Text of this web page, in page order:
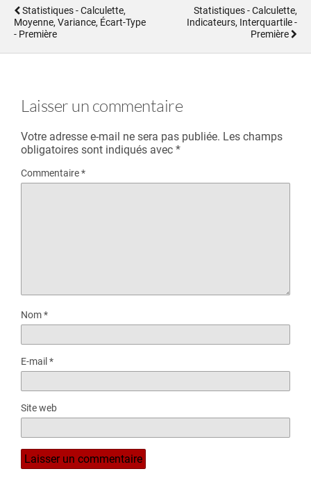
Statistiques - Calculette,
Moyenne, Variance, Écart-Type
- Première
Statistiques - Calculette,
Indicateurs, Interquartile -
Première
Laisser un commentaire
Votre adresse e-mail ne sera pas publiée. Les champs
obligatoires sont indiqués avec *
Commentaire*
Nom*
E-mail *
Site web